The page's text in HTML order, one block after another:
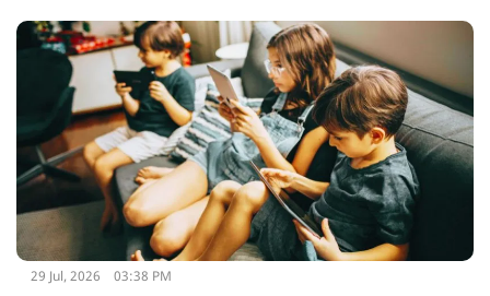
पहले से ज्यादा मुलायम महसूस होते हैं। कुछ लोग बादाम के तेल को जैतून
के तेल के साथ मिलाकर भी इस्तेमाल करते हैं। इससे बालों की देखभाल
बेहतर तरीके से होती है। हालांकि अगर बाल बहुत ज्यादा झड़ रहे हों, तो
पहले त्वचा विशेषज्ञ से सलाह लेना जरूरी है।
29 Jul, 2026 03:38 PM